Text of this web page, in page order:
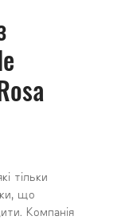
тільки
що
Компанія